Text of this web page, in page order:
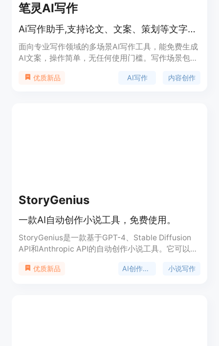
笔灵AI写作
Ai写作助手,支持论文、文案、策划等文字创作
面向专业写作领域的多场景AI写作工具，能免费生成
AI文案，操作简单，无任何使用门槛。写作场景包括
销内容和生活娱乐内容等。除了一键生成文案，它还
优质新品 AI写作 内容创作
StoryGenius
一款AI自动创作小说工具，免费使用。
StoryGenius是一款基于GPT-4、Stable Diffusion
API和Anthropic API的自动创作小说工具。它可以根
整本奇幻小说，并自动打包为电子书格式。不仅如
优质新品 AI创作工具 小说写作